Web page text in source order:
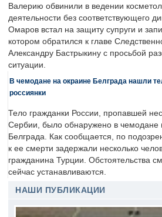
Валерию обвинили в ведении
деятельности без соответствующего
Омаров встал на защиту супруги и
котором обратился к главе
Александру Бастрыкину с просьбой
ситуации.
В чемодане на окраине Белграда нашли
россиянки
Тело гражданки России, пропавшей
Сербии, было обнаружено в чемодане
Белграда. Как сообщается, по
к ее смерти задержали несколько
гражданина Турции. Обстоятельства
сейчас устанавливаются.
НАШИ ПУБЛИКАЦИИ